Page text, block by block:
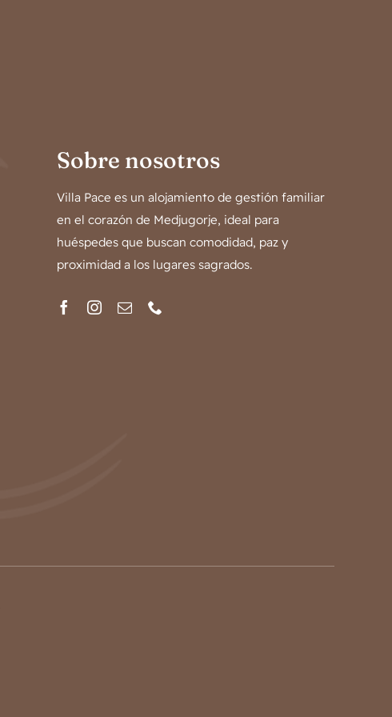
Sobre nosotros
Villa Pace es un alojamiento de gestión familiar
en el corazón de Medjugorje, ideal para
huéspedes que buscan comodidad, paz y
proximidad a los lugares sagrados.